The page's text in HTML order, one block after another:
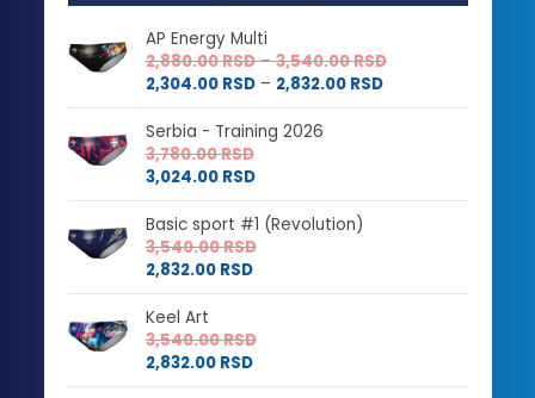
AP Energy Multi
2,880.00RSD – 3,540.00RSDRaspon
od
2,304.00 RSD – 2,832.00 RSDRaspon
cena:
2,832.00 RSD
Serbia - Training 2026
3,780.00RSD
3,024.00 RSD
Basic sport #1 (Revolution)
3,540.00RSD
2,832.00 RSD
Keel Art
3,540.00RSD
2,832.00 RSD